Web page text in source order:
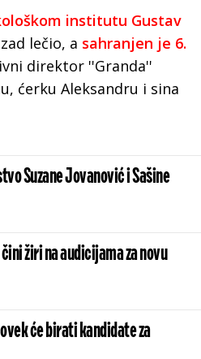
institutu Gustav
lečio, a sahranjen je 6.
direktor ''Granda''
ćerku Aleksandru i sina
Suzane Jovanović i Sašine
žiri na audicijama za novu
će birati kandidate za